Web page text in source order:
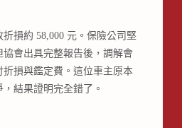
損約 58,000 元。保險公司堅
會出具完整報告後，調解會
損與鑑定費。這位車主原本
結果證明完全錯了。